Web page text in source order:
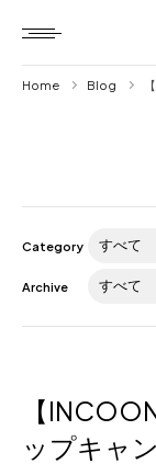
Blog
Home Blog
Category
Archive
【
ップキャ